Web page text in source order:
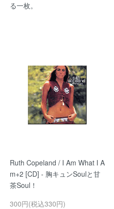
る一枚。
Ruth Copeland / I Am What I A
m+2 [CD] - 胸キュンSoulと甘
茶Soul！
300円(税込330円)